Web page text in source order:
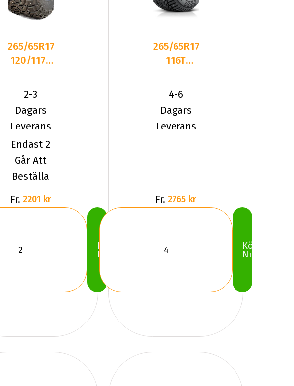
265/65R17
120/117S
XTS
2-3
Dagars
Leverans
Endast 2
Går Att
Beställa
Fr. 2201 kr
Köp
Nu
265/65R17
116T
Nordman
4-6
Dagars
Leverans
Fr. 2765 kr
Köp
Nu